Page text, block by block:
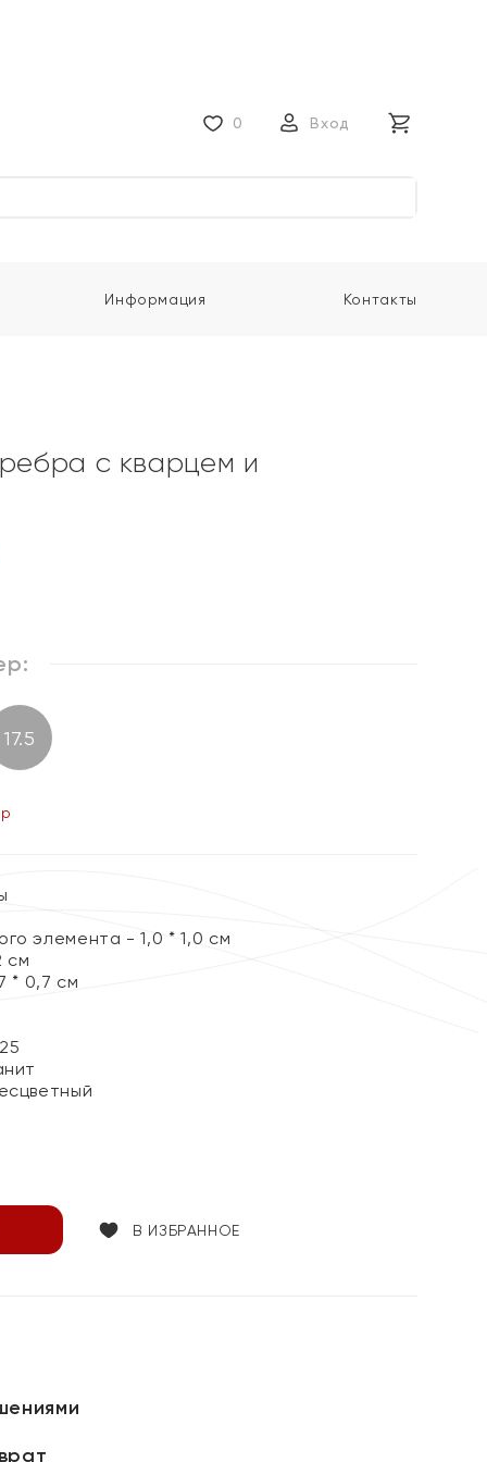
0 Вход
Информация Контакты
с кварцем и
17.5
элемента - 1,0 * 1,0 см
см
* 0,7 см
В ИЗБРАННОЕ